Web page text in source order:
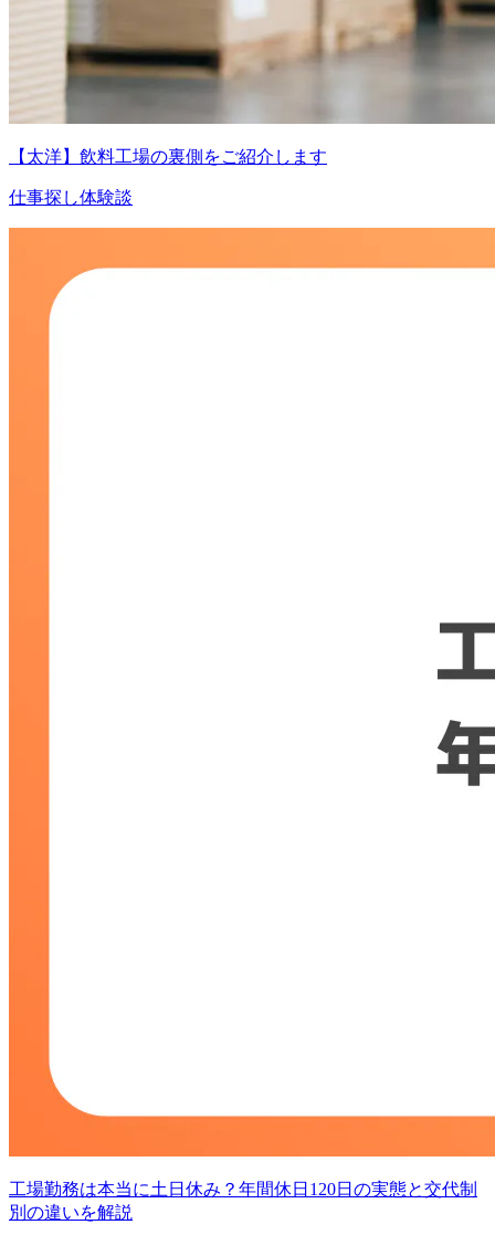
【太洋】飲料工場の裏側をご紹介します
仕事探し体験談
工場勤務は本当に土日休み？年間休日120日の実態と交代制
別の違いを解説